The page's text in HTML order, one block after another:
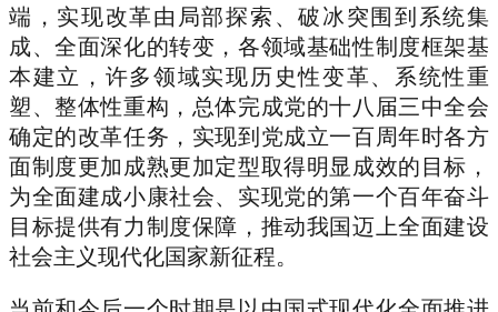
端，实现改革由局部探索、破冰突围到系统集
成、全面深化的转变，各领域基础性制度框架基
本建立，许多领域实现历史性变革、系统性重
塑、整体性重构，总体完成党的十八届三中全会
确定的改革任务，实现到党成立一百周年时各方
面制度更加成熟更加定型取得明显成效的目标，
为全面建成小康社会、实现党的第一个百年奋斗
目标提供有力制度保障，推动我国迈上全面建设
社会主义现代化国家新征程。